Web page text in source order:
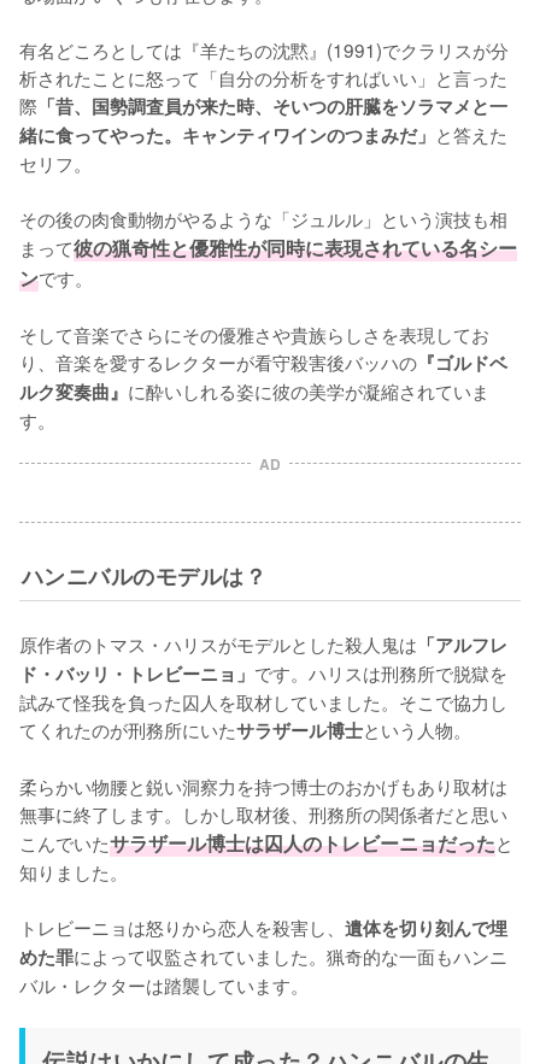
有名どころとしては『羊たちの沈黙』(1991)でクラリスが分
析されたことに怒って「自分の分析をすればいい」と言った
際 「昔、国勢調査員が来た時、そいつの肝臓をソラマメと一
緒に食ってやった。キャンティワインのつまみだ」 と答えた
セリフ。
その後の肉食動物がやるような「ジュルル」という演技も相
まって彼の猟奇性と優雅性が同時に表現されている名シー
ンです。
そして音楽でさらにその優雅さや貴族らしさを表現してお
り、音楽を愛するレクターが看守殺害後バッハの 『ゴルドベ
ルク変奏曲』 に酔いしれる姿に彼の美学が凝縮されていま
す。
AD
ハンニバルのモデルは？
原作者のトマス・ハリスがモデルとした殺人鬼は 「アルフレ
ド・バッリ・トレビーニョ」 です。ハリスは刑務所で脱獄を
試みて怪我を負った囚人を取材していました。そこで協力し
てくれたのが刑務所にいたサラザール博士という人物。
柔らかい物腰と鋭い洞察力を持つ博士のおかげもあり取材は
無事に終了します。しかし取材後、刑務所の関係者だと思い
こんでいたサラザール博士は囚人のトレビーニョだったと
知りました。
トレビーニョは怒りから恋人を殺害し、 遺体を切り刻んで埋
めた罪によって収監されていました。猟奇的な一面もハンニ
バル・レクターは踏襲しています。